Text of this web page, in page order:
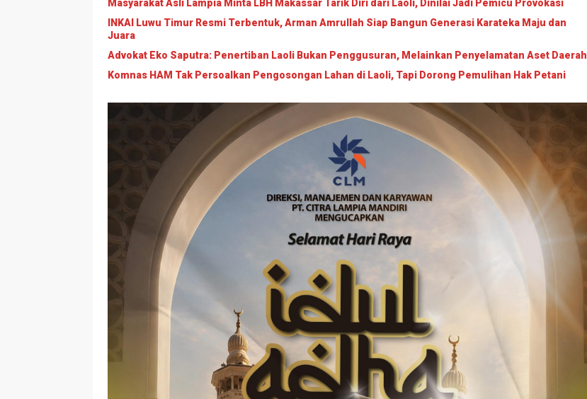
Masyarakat Asli Lampia Minta LBH Makassar Tarik Diri dari Laoli, Dinilai Jadi Pemicu Provokasi
INKAI Luwu Timur Resmi Terbentuk, Arman Amrullah Siap Bangun Generasi Karateka Maju dan
Juara
Advokat Eko Saputra: Penertiban Laoli Bukan Penggusuran, Melainkan Penyelamatan Aset Daerah
Komnas HAM Tak Persoalkan Pengosongan Lahan di Laoli, Tapi Dorong Pemulihan Hak Petani